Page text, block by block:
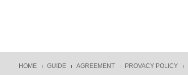
HOME GUIDE AGREEMENT PROVACY POLICY